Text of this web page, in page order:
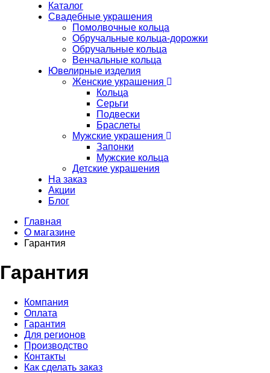
Каталог
Свадебные украшения
Помолвочные кольца
Обручальные кольца-дорожки
Обручальные кольца
Венчальные кольца
Ювелирные изделия
Женские украшения
Кольца
Серьги
Подвески
Браслеты
Мужские украшения
Запонки
Мужские кольца
Детские украшения
На заказ
Акции
Блог
Главная
О магазине
Гарантия
Гарантия
Компания
Оплата
Гарантия
Для регионов
Производство
Контакты
Как сделать заказ